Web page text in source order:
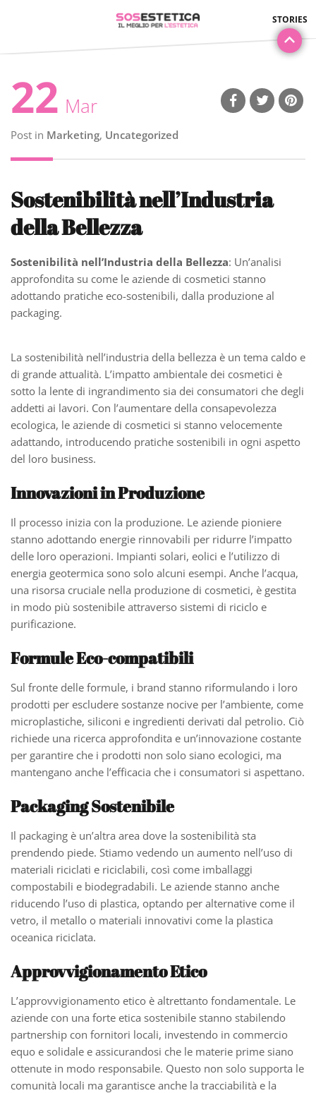
22 Mar
Post in Marketing, Uncategorized
Sostenibilità nell’Industria
della Bellezza
Sostenibilità nell’Industria della Bellezza: Un’analisi
approfondita su come le aziende di cosmetici stanno
adottando pratiche eco-sostenibili, dalla produzione al
packaging.
La sostenibilità nell’industria della bellezza è un tema caldo e
di grande attualità. L’impatto ambientale dei cosmetici è
sotto la lente di ingrandimento sia dei consumatori che degli
addetti ai lavori. Con l’aumentare della consapevolezza
ecologica, le aziende di cosmetici si stanno velocemente
adattando, introducendo pratiche sostenibili in ogni aspetto
del loro business.
Innovazioni in Produzione
Il processo inizia con la produzione. Le aziende pioniere
stanno adottando energie rinnovabili per ridurre l’impatto
delle loro operazioni. Impianti solari, eolici e l’utilizzo di
energia geotermica sono solo alcuni esempi. Anche l’acqua,
una risorsa cruciale nella produzione di cosmetici, è gestita
in modo più sostenibile attraverso sistemi di riciclo e
purificazione.
Formule Eco-compatibili
Sul fronte delle formule, i brand stanno riformulando i loro
prodotti per escludere sostanze nocive per l’ambiente, come
microplastiche, siliconi e ingredienti derivati dal petrolio. Ciò
richiede una ricerca approfondita e un’innovazione costante
per garantire che i prodotti non solo siano ecologici, ma
mantengano anche l’efficacia che i consumatori si aspettano.
Packaging Sostenibile
Il packaging è un’altra area dove la sostenibilità sta
prendendo piede. Stiamo vedendo un aumento nell’uso di
materiali riciclati e riciclabili, così come imballaggi
compostabili e biodegradabili. Le aziende stanno anche
riducendo l’uso di plastica, optando per alternative come il
vetro, il metallo o materiali innovativi come la plastica
oceanica riciclata.
Approvvigionamento Etico
L’approvvigionamento etico è altrettanto fondamentale. Le
aziende con una forte etica sostenibile stanno stabilendo
partnership con fornitori locali, investendo in commercio
equo e solidale e assicurandosi che le materie prime siano
ottenute in modo responsabile. Questo non solo supporta le
comunità locali ma garantisce anche la tracciabilità e la